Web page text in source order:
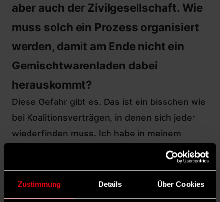
Zustimmung Details Über Cookies
aber auch der Zivilgesellschaft. Wie
muss solch ein Prozess organisiert
werden, damit am Ende nicht ein
Gemischtwarenladen dabei
herauskommt?
Diese Gefahr gibt es. Das ist ein bisschen wie
bei Koalitionsverträgen, in denen sich jeder
wiederfinden muss. Ich habe in meinem
Leben eine Reihe von Führungsaufgaben
gehabt und es dabei vor allem als meine
Aufgabe verstanden, Ziele und
Handlungsstrategien zu entwickeln. Dafür